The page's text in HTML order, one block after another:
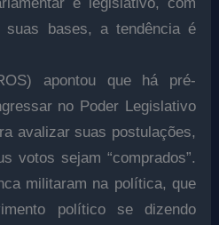
suas bases, a tendência é
apontou que há pré-
no Poder Legislativo
avalizar suas postulações,
votos sejam “comprados”.
militaram na política, que
político se dizendo